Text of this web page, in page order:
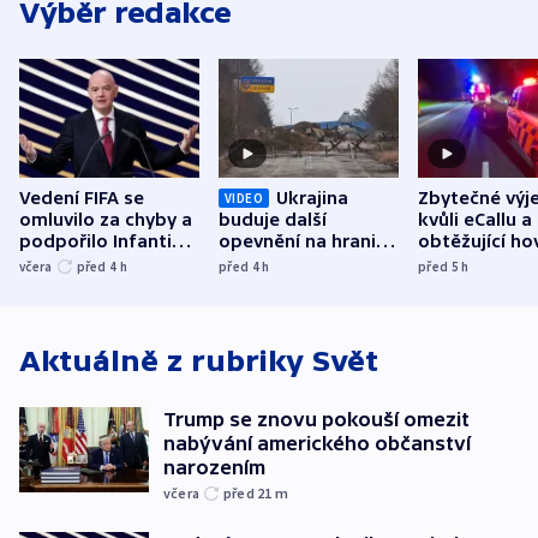
Výběr redakce
Vedení FIFA se
omluvilo za chyby a
podpořilo Infantina.
UEFA trvá na
včera před 4 h
VIDEO
Ukrajina
buduje další
opevnění na hranici
s Běloruskem
před 4h
Zbytečné
kvůli eCallu a
obtěžující
zdržují
před 5h
Aktuálně z rubriky Svět
Trump se znovu pokouší omezit
nabývání amerického občanství
narozením
včera před 21 m